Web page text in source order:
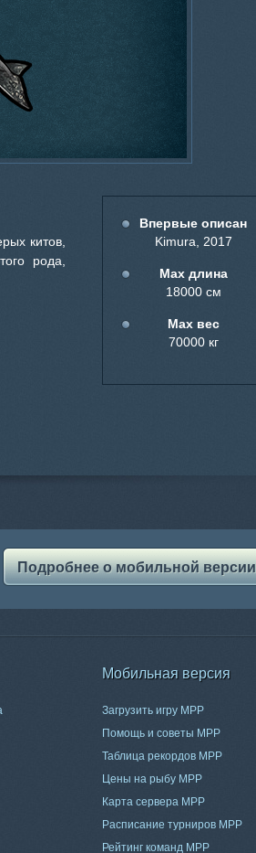
Впервые описан
Kimura, 2017
Мах длина
18000 см
Мах вес
70000 кг
китов,
рода,
Подробнее о мобильной версии
Мобильная версия
Загрузить игру МРР
Помощь и советы МРР
Таблица рекордов МРР
Цены на рыбу МРР
Карта сервера МРР
Расписание турниров МРР
Рейтинг команд МРР